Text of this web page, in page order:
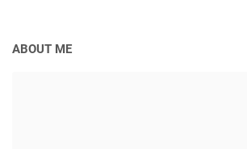
ABOUT ME